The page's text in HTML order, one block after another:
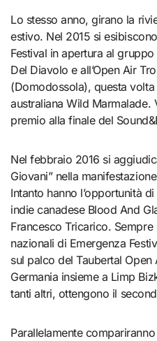
Lo stesso anno, girano la
estivo. Nel 2015 si
Festival in apertura al
Del Diavolo e all’Open Air
(Domodossola), questa
australiana Wild Marmalade.
premio alla finale del
Nel febbraio 2016 si
Giovani” nella
Intanto hanno l’opportunità
indie canadese Blood And
Francesco Tricarico.
nazionali di Emergenza
sul palco del Taubertal Open
Germania insieme a Limp
tanti altri, ottengono il
Parallelamente